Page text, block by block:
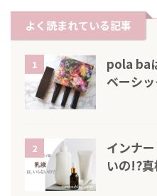
よく読まれている記事
1
pola ba
ベーシ
2
インナ
いの!?